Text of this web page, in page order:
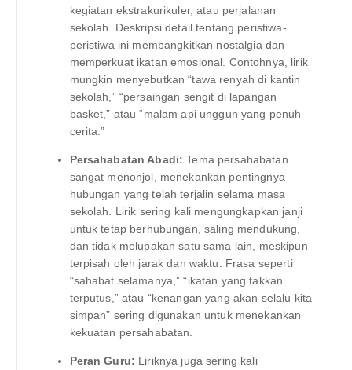
kegiatan ekstrakurikuler, atau perjalanan
sekolah. Deskripsi detail tentang peristiwa-
peristiwa ini membangkitkan nostalgia dan
memperkuat ikatan emosional. Contohnya, lirik
mungkin menyebutkan “tawa renyah di kantin
sekolah,” “persaingan sengit di lapangan
basket,” atau “malam api unggun yang penuh
cerita.”
Persahabatan Abadi: Tema persahabatan
sangat menonjol, menekankan pentingnya
hubungan yang telah terjalin selama masa
sekolah. Lirik sering kali mengungkapkan janji
untuk tetap berhubungan, saling mendukung,
dan tidak melupakan satu sama lain, meskipun
terpisah oleh jarak dan waktu. Frasa seperti
“sahabat selamanya,” “ikatan yang takkan
terputus,” atau “kenangan yang akan selalu kita
simpan” sering digunakan untuk menekankan
kekuatan persahabatan.
Peran Guru: Liriknya juga sering kali